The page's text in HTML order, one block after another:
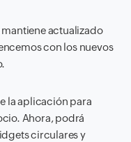
actualizado
con los nuevos
la aplicación para
Ahora, podrá
circulares y